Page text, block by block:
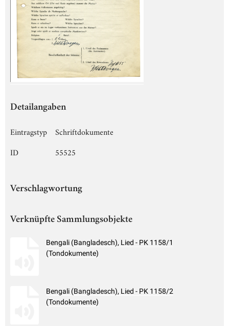
Detailangaben
Eintragstyp
Schriftdokumente
ID
55525
Verschlagwortung
Verknüpfte Sammlungsobjekte
Bengali (Bangladesch), Lied - PK 1158/1
(Tondokumente)
Bengali (Bangladesch), Lied - PK 1158/2
(Tondokumente)